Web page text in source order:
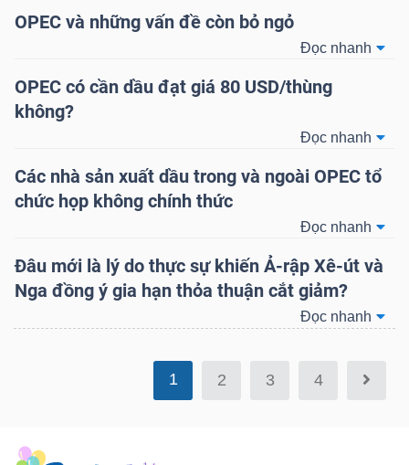
OPEC và những vấn đề còn bỏ ngỏ
Đọc nhanh
OPEC có cần dầu đạt giá 80 USD/thùng
không?
Đọc nhanh
Các nhà sản xuất dầu trong và ngoài OPEC tổ
chức họp không chính thức
Đọc nhanh
Đâu mới là lý do thực sự khiến Ả-rập Xê-út và
Nga đồng ý gia hạn thỏa thuận cắt giảm?
Đọc nhanh
1 2 3 4
VĨ
MÔ
NGÀNH
DOANH